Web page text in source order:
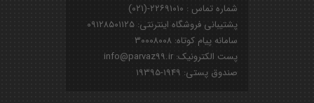
شماره تماس : ۲۲۶۹۱۰۱۰-(۰۲۱)
پشتیبانی فروشگاه اینترنتی: ۰۹۱۲۸۵۰۱۱۲۵
سامانه پیام کوتاه: ۳۰۰۰۸۰۰۸
پست الکترونیک: info@parvaz99.ir
صندوق پستی: ۱۹۴۹-۱۹۳۹۵